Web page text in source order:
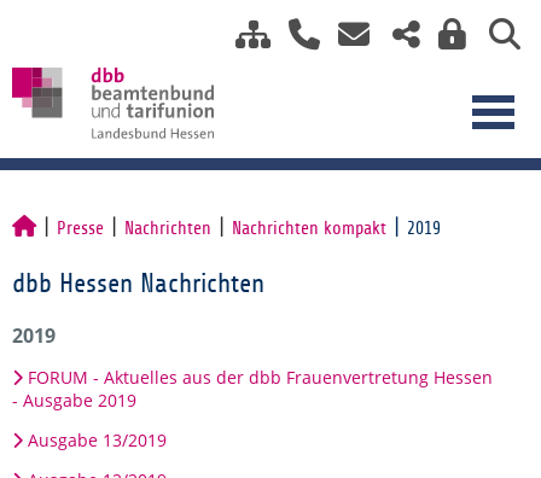
Presse Nachrichten Nachrichten kompakt 2019
dbb Hessen Nachrichten
2019
FORUM - Aktuelles aus der dbb Frauenvertretung Hessen
- Ausgabe 2019
Ausgabe 13/2019